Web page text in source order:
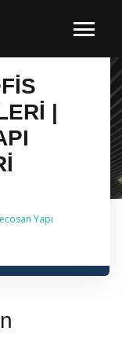
|
Yapı
Asma